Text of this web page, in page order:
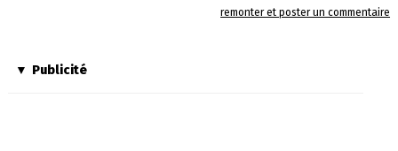
remonter et poster un commentaire
Publicité